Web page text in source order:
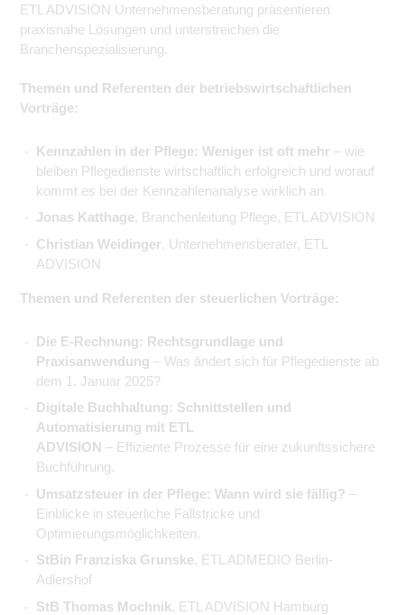
ETL ADVISION Unternehmensberatung präsentieren
praxisnahe Lösungen und unterstreichen die
Branchenspezialisierung.
Themen und Referenten der betriebswirtschaftlichen
Vorträge:
Kennzahlen in der Pflege: Weniger ist oft mehr – wie
bleiben Pflegedienste wirtschaftlich erfolgreich und worauf
kommt es bei der Kennzahlenanalyse wirklich an
Jonas Katthage, Branchenleitung Pflege, ETL ADVISION
Christian Weidinger, Unternehmensberater, ETL
ADVISION
Themen und Referenten der steuerlichen Vorträge:
Die E-Rechnung: Rechtsgrundlage und
Praxisanwendung – Was ändert sich für Pflegedienste ab
dem 1. Januar 2025?
Digitale Buchhaltung: Schnittstellen und
Automatisierung mit ETL
ADVISION – Effiziente Prozesse für eine zukunftssichere
Buchführung.
Umsatzsteuer in der Pflege: Wann wird sie fällig? –
Einblicke in steuerliche Fallstricke und
Optimierungsmöglichkeiten.
StBin Franziska Grunske, ETL ADMEDIO Berlin-
Adlershof
StB Thomas Mochnik, ETL ADVISION Hamburg